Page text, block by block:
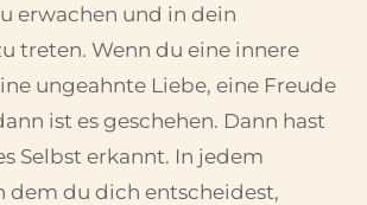
erwachen und in dein
treten. Wenn du eine innere
ungeahnte Liebe, eine Freude
ist es geschehen. Dann hast
Selbst erkannt. In jedem
dem du dich entscheidest,